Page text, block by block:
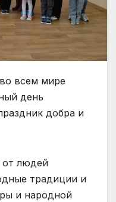
всем мире
день
добра и
от людей
традиции и
и народной